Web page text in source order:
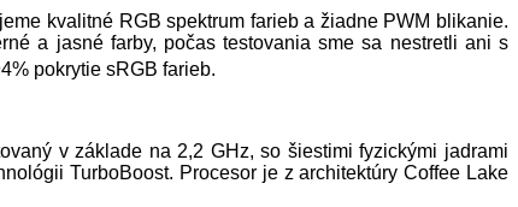
kvalitné RGB spektrum farieb a žiadne PWM blikanie.
a jasné farby, počas testovania sme sa nestretli ani s
pokrytie sRGB farieb.
v základe na 2,2 GHz, so šiestimi fyzickými jadrami
TurboBoost. Procesor je z architektúry Coffee Lake